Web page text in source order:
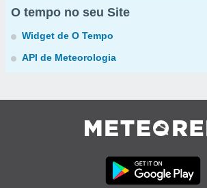
O tempo no seu Site
Widget de O Tempo
API de Meteorologia